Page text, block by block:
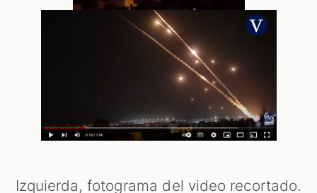
Izquierda, fotograma del video recortado.